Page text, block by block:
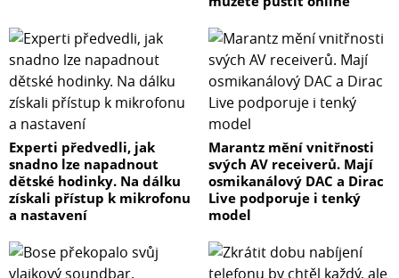
Experti předvedli, jak
snadno lze napadnout
dětské hodinky. Na dálku
získali přístup k mikrofonu
a nastavení
Marantz mění vnitřnosti
svých AV receiverů. Mají
osmikanálový DAC a Dirac
Live podporuje i tenký
model